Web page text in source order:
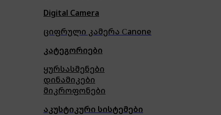
Digital Camera
ციფრული კამერა Сanone
კატეგორიები
ყურსასმენები
დინამიკები
მიკროფონები
აკუსტიკური სისტემები